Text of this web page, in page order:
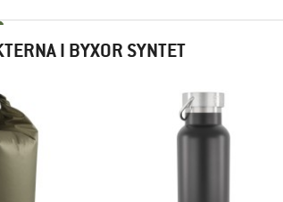
I BYXOR SYNTET